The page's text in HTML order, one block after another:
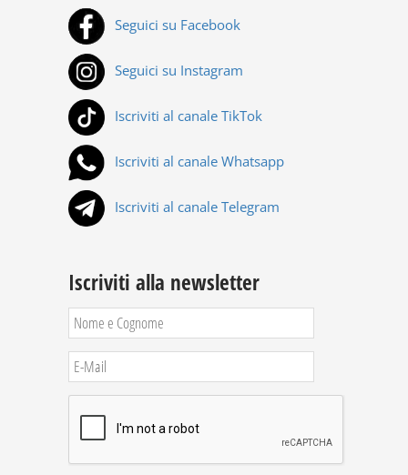
Seguici su Facebook
Seguici su Instagram
Iscriviti al canale TikTok
Iscriviti al canale Whatsapp
Iscriviti al canale Telegram
Iscriviti alla newsletter